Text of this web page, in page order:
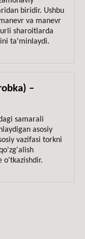
biridir. Ushbu
va manevr
sharoitlarda
ta'minlaydi.
–
samarali
asosiy
vazifasi torkni
o'tkazishdir.